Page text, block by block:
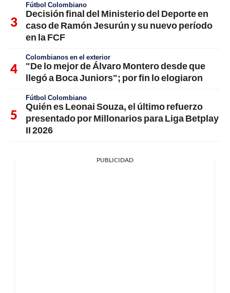
Fútbol Colombiano
Decisión final del Ministerio del Deporte en
caso de Ramón Jesurún y su nuevo período
en la FCF
Colombianos en el exterior
"De lo mejor de Álvaro Montero desde que
llegó a Boca Juniors"; por fin lo elogiaron
Fútbol Colombiano
Quién es Leonai Souza, el último refuerzo
presentado por Millonarios para Liga Betplay
II 2026
PUBLICIDAD